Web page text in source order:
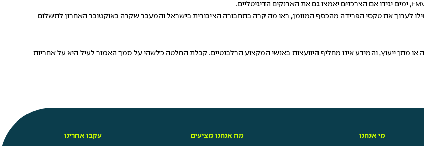
לערוך את טקסי הפרידה מהכסף המזומן, ראו מה קרה בתחבורה הציבורית בישראל והמעבר שקרה באוקטובר האחרון לתשלום
מתן ייעוץ, והמידע אינו מחליף היוועצות באנשי המקצוע הרלבנטיים. קבלת החלטה כלשהי על סמך האמור לעיל היא על אחריות
מי אנחנו מה אנחנו מציעים עקבו אחרינו